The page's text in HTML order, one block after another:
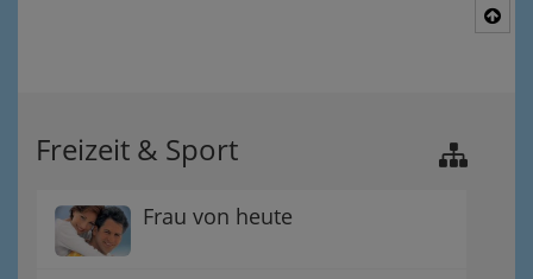
Freizeit & Sport
Frau von heute